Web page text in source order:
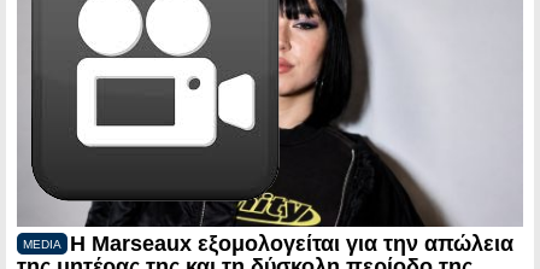
MEDIA
Η Marseaux εξομολογείται για την απώλεια